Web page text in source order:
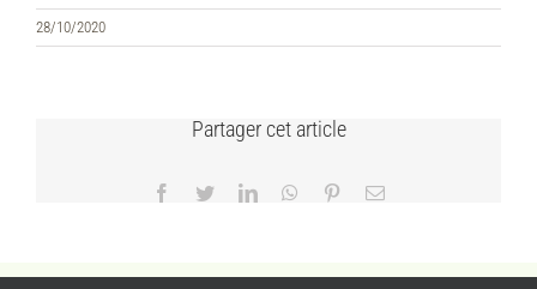
28/10/2020
Partager cet article
Facebook
TwitterLinkedInWhatsApp
PinterestEmail